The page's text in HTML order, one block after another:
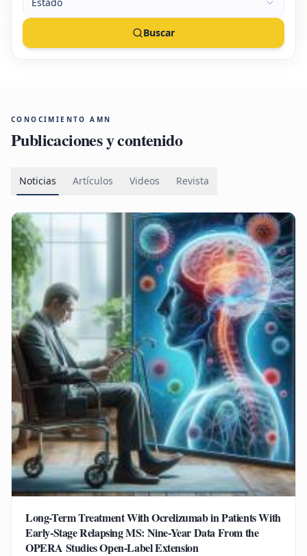
Buscar
CONOCIMIENTO AMN
Publicaciones y contenido
Noticias Artículos Videos Revista
Long-Term Treatment With Ocrelizumab in Patients With
Early-Stage Relapsing MS: Nine-Year Data From the
OPERA Studies Open-Label Extension